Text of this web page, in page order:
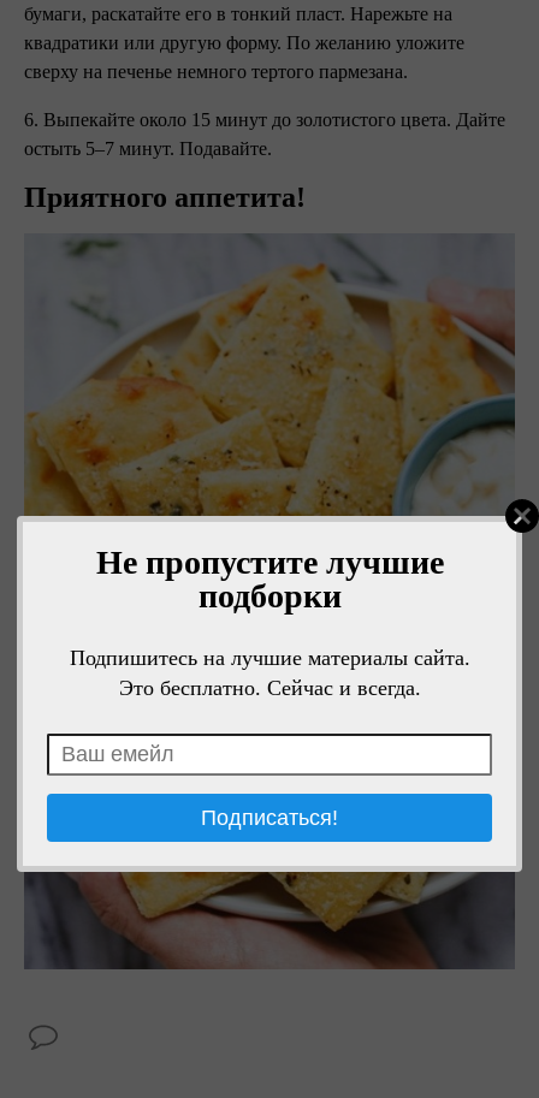
Не пропустите лучшие
подборки
Подпишитесь на лучшие материалы сайта.
Это бесплатно. Сейчас и всегда.
бумаги, раскатайте его в тонкий пласт. Нарежьте на
квадратики или другую форму. По желанию уложите
сверху на печенье немного тертого пармезана.
6. Выпекайте около 15 минут до золотистого цвета. Дайте
остыть 5–7 минут. Подавайте.
Приятного аппетита!